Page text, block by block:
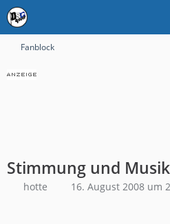
Fanblock
Stimmung und
hotte 16. August 2008 um